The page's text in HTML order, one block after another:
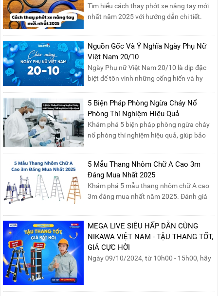
Tìm hiểu cách thay phớt xe nâng tay mới
nhất năm 2025 với hướng dẫn chi tiết.
phớt đúng cách, giúp xe nâng hoạt động
hiệu quả và bền lâu!
Nguồn Gốc Và Ý Nghĩa Ngày Phụ Nữ
Việt Nam 20/10
Ngày Phụ nữ Việt Nam 20/10 là dịp đặc
biệt để tôn vinh những cống hiến và hy
Khởi nguồn từ sự ra đời của Hội Phụ nữ
phản đế Việt Nam vào năm 1930, ngày
này không chỉ ghi nhận vai trò quan trọng
của phụ nữ ...
5 Biện Pháp Phòng Ngừa Cháy Nổ
Phòng Thí Nghiệm Hiệu Quả
Khám phá 5 biện pháp phòng ngừa cháy
nổ phòng thí nghiệm hiệu quả, giúp bảo
sản, giảm thiểu nguy cơ cháy nổ phòng thí
nghiệm.
5 Mẫu Thang Nhôm Chữ A Cao 3m
Đáng Mua Nhất 2025
Khám phá 5 mẫu thang nhôm chữ A cao
3m đáng mua nhất năm 2025. Đánh giá
sản phẩm phù hợp!
MEGA LIVE SIÊU HẤP DẪN CÙNG
NIKAWA VIỆT NAM - TẬU THANG TỐT,
GIÁ CỰC HỜI
Ngày 09/10/2024, từ 10h00 - 15h00, hãy
phần quà siêu hấp dẫn và mua sắm